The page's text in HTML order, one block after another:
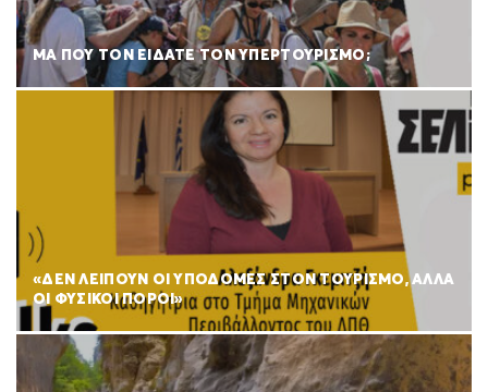
ΜΑ ΠΟΥ ΤΟΝ ΕΙΔΑΤΕ ΤΟΝ ΥΠΕΡΤΟΥΡΙΣΜΟ;
«ΔΕΝ ΛΕΙΠΟΥΝ ΟΙ ΥΠΟΔΟΜΕΣ ΣΤΟΝ ΤΟΥΡΙΣΜΟ, ΑΛΛΑ
ΟΙ ΦΥΣΙΚΟΙ ΠΟΡΟΙ»